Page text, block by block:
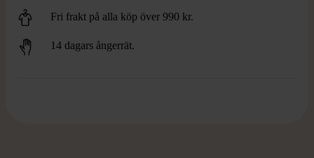
Fri frakt på alla köp över 990 kr.
14 dagars ångerrät.